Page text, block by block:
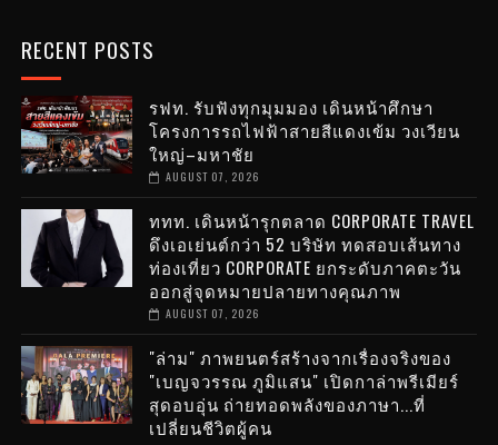
RECENT POSTS
รฟท. รับฟังทุกมุมมอง เดินหน้าศึกษา
โครงการรถไฟฟ้าสายสีแดงเข้ม วงเวียน
ใหญ่–มหาชัย
AUGUST 07, 2026
ททท. เดินหน้ารุกตลาด CORPORATE TRAVEL
ดึงเอเย่นต์กว่า 52 บริษัท ทดสอบเส้นทาง
ท่องเที่ยว CORPORATE ยกระดับภาคตะวัน
ออกสู่จุดหมายปลายทางคุณภาพ
AUGUST 07, 2026
"ล่าม" ภาพยนตร์สร้างจากเรื่องจริงของ
"เบญจวรรณ ภูมิแสน" เปิดกาล่าพรีเมียร์
สุดอบอุ่น ถ่ายทอดพลังของภาษา...ที่
เปลี่ยนชีวิตผู้คน